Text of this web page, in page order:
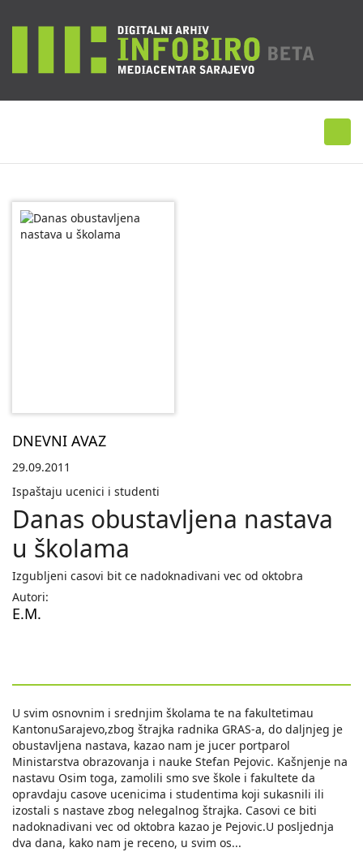
DNEVNI AVAZ
29.09.2011
Ispaštaju ucenici i studenti
Danas obustavljena nastava
u školama
Izgubljeni casovi bit ce nadoknadivani vec od oktobra
Autori:
E.M.
U svim osnovnim i srednjim školama te na fakultetimau
KantonuSarajevo,zbog štrajka radnika GRAS-a, do daljnjeg je
obustavljena nastava, kazao nam je jucer portparol
Ministarstva obrazovanja i nauke Stefan Pejovic. Kašnjenje na
nastavu Osim toga, zamolili smo sve škole i fakultete da
opravdaju casove ucenicima i studentima koji sukasnili ili
izostali s nastave zbog nelegalnog štrajka. Casovi ce biti
nadoknadivani vec od oktobra kazao je Pejovic.U posljednja
dva dana, kako nam je receno, u svim os...